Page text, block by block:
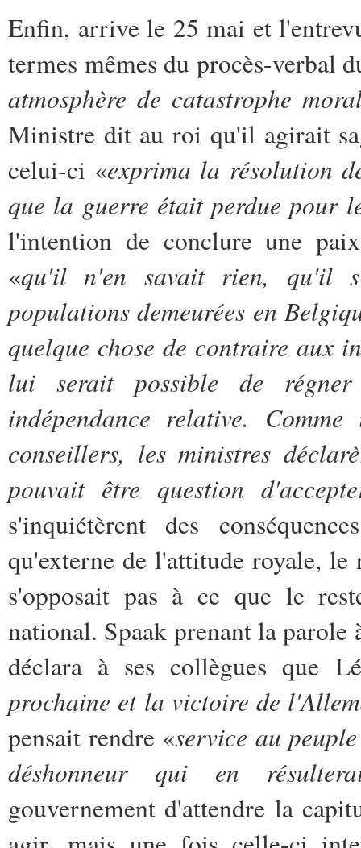
Enfin, arrive le 25 mai et
termes mêmes du procès-verbal
atmosphère de catastrophe
Ministre dit au roi qu'il agirait
celui-ci «exprima la résolution
que la guerre était perdue pour
l'intention de conclure une
«qu'il n'en savait rien, qu'il
populations demeurées en
quelque chose de contraire aux
lui serait possible de
indépendance relative.
conseillers, les ministres
pouvait être question
s'inquiétèrent des
qu'externe de l'attitude royale, le
s'opposait pas à ce que le
national. Spaak prenant la
déclara à ses collègues que
prochaine et la victoire de
pensait rendre «service au
déshonneur qui en
gouvernement d'attendre la